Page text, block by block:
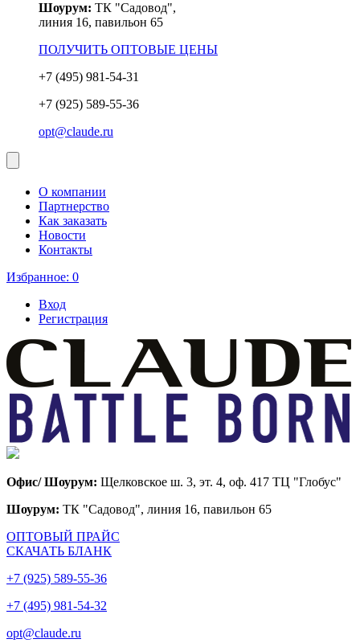
Шоурум: ТК "Садовод",
линия 16, павильон 65
ПОЛУЧИТЬ ОПТОВЫЕ ЦЕНЫ
+7 (495) 981-54-31
+7 (925) 589-55-36
opt@claude.ru
О компании
Партнерство
Как заказать
Новости
Контакты
Избранное: 0
Вход
Регистрация
Офис/ Шоурум: Щелковское ш. 3, эт. 4, оф. 417 ТЦ "Глобус"
Шоурум: ТК "Садовод", линия 16, павильон 65
ОПТОВЫЙ ПРАЙС
СКАЧАТЬ БЛАНК
+7 (925) 589-55-36
+7 (495) 981-54-32
opt@claude.ru